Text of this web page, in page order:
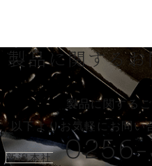
製品に関する
製品に関する
以下よりお気軽に
お問い
新潟本社 0256-